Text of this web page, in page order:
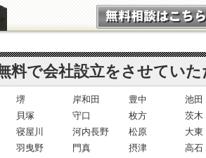
料で会社設立をさせてい
堺 岸和田 豊中
池田
貝塚 守口 枚方
茨木
寝屋川 河内長野 松原
大東
羽曳野 門真 摂津
高石